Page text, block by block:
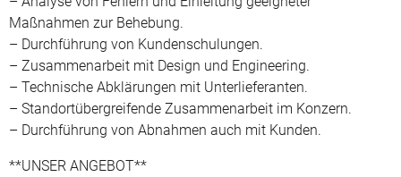
Maßnahmen zur Behebung.
– Durchführung von Kundenschulungen.
– Zusammenarbeit mit Design und Engineering.
– Technische Abklärungen mit Unterlieferanten.
– Standortübergreifende Zusammenarbeit im Konzern.
– Durchführung von Abnahmen auch mit Kunden.
**UNSER ANGEBOT**